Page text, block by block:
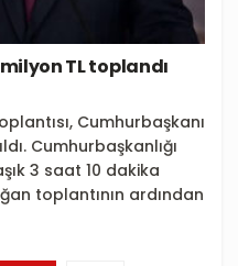
TL toplandı
Cumhurbaşkanı
Cumhurbaşkanlığı
3 saat 10 dakika
toplantının ardından